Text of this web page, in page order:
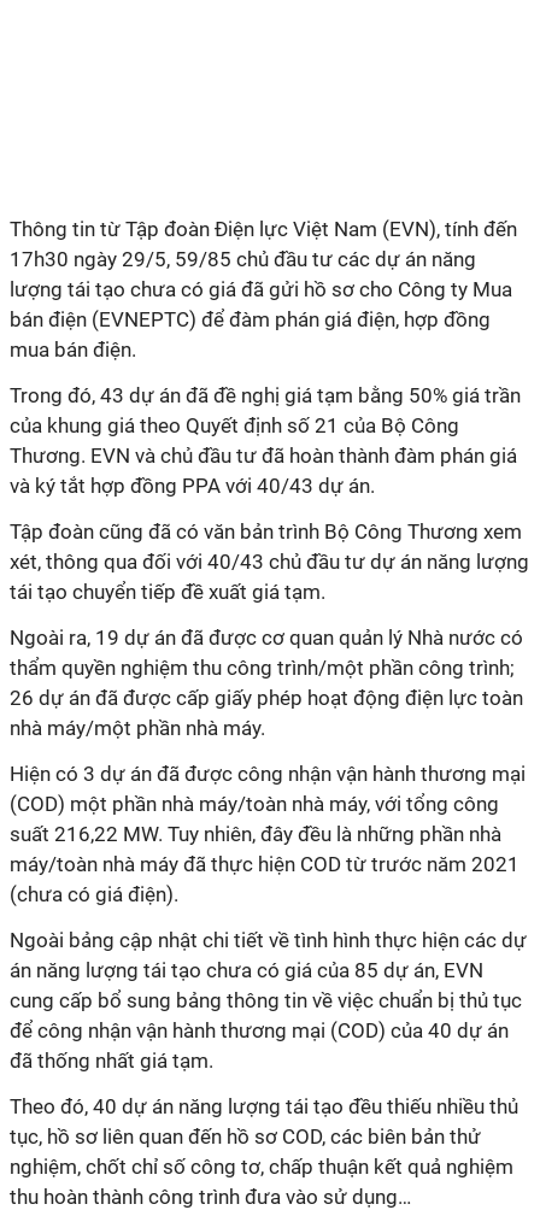
Thông tin từ Tập đoàn Điện lực Việt Nam (EVN), tính đến
17h30 ngày 29/5, 59/85 chủ đầu tư các dự án năng
lượng tái tạo chưa có giá đã gửi hồ sơ cho Công ty Mua
bán điện (EVNEPTC) để đàm phán giá điện, hợp đồng
mua bán điện.
Trong đó, 43 dự án đã đề nghị giá tạm bằng 50% giá trần
của khung giá theo Quyết định số 21 của Bộ Công
Thương. EVN và chủ đầu tư đã hoàn thành đàm phán giá
và ký tắt hợp đồng PPA với 40/43 dự án.
Tập đoàn cũng đã có văn bản trình Bộ Công Thương xem
xét, thông qua đối với 40/43 chủ đầu tư dự án năng lượng
tái tạo chuyển tiếp đề xuất giá tạm.
Ngoài ra, 19 dự án đã được cơ quan quản lý Nhà nước có
thẩm quyền nghiệm thu công trình/một phần công trình;
26 dự án đã được cấp giấy phép hoạt động điện lực toàn
nhà máy/một phần nhà máy.
Hiện có 3 dự án đã được công nhận vận hành thương mại
(COD) một phần nhà máy/toàn nhà máy, với tổng công
suất 216,22 MW. Tuy nhiên, đây đều là những phần nhà
máy/toàn nhà máy đã thực hiện COD từ trước năm 2021
(chưa có giá điện).
Ngoài bảng cập nhật chi tiết về tình hình thực hiện các dự
án năng lượng tái tạo chưa có giá của 85 dự án, EVN
cung cấp bổ sung bảng thông tin về việc chuẩn bị thủ tục
để công nhận vận hành thương mại (COD) của 40 dự án
đã thống nhất giá tạm.
Theo đó, 40 dự án năng lượng tái tạo đều thiếu nhiều thủ
tục, hồ sơ liên quan đến hồ sơ COD, các biên bản thử
nghiệm, chốt chỉ số công tơ, chấp thuận kết quả nghiệm
thu hoàn thành công trình đưa vào sử dụng…